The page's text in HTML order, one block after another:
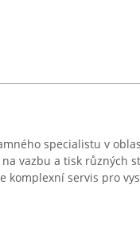
specialistu v
vazbu a tisk různých
komplexní servis pro